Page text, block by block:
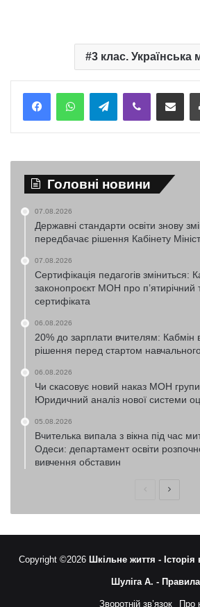
3 клас. Українська
TelegramViber Надіслати
Головні новини
07.08.2026
Державні стандарти освіти знову
передбачає рішення Кабінету
07.08.2026
Сертифікація педагогів зміниться:
законопроєкт МОН про п’ятирічний
сертифіката
06.08.2026
20% до зарплати вчителям: Кабмін
рішення перед стартом
06.08.2026
Чи скасовує новий наказ МОН групи
Юридичний аналіз нової системи
05.08.2026
Вчителька випала з вікна під час
Одеси: департамент освіти
вивчення обставин
Попередня
Copyright ©2026 Шкільне життя -
Шуліга А. - Правила
Зворотній зв’язок Про